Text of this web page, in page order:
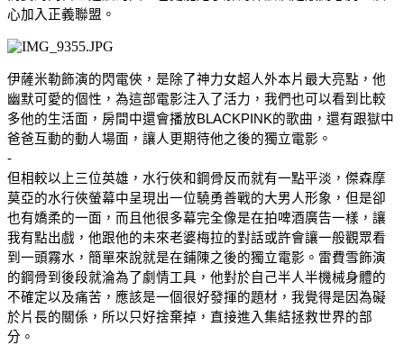
心加入正義聯盟。
伊薩米勒飾演的閃電俠，是除了神力女超人外本片最大亮點，他
幽默可愛的個性，為這部電影注入了活力，我們也可以看到比較
多他的生活面，房間中還會播放BLACKPINK的歌曲，還有跟獄中
爸爸互動的動人場面，讓人更期待他之後的獨立電影。
-
但相較以上三位英雄，水行俠和鋼骨反而就有一點平淡，傑森摩
莫亞的水行俠螢幕中呈現出一位驍勇善戰的大男人形象，但是卻
也有嬌柔的一面，而且他很多幕完全像是在拍啤酒廣告一樣，讓
我有點出戲，他跟他的未來老婆梅拉的對話或許會讓一般觀眾看
到一頭霧水，簡單來說就是在鋪陳之後的獨立電影。雷費雪飾演
的鋼骨到後段就淪為了劇情工具，他對於自己半人半機械身體的
不確定以及痛苦，應該是一個很好發揮的題材，我覺得是因為礙
於片長的關係，所以只好捨棄掉，直接進入集結拯救世界的部
分。